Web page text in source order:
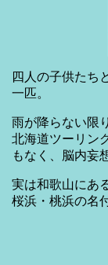
四人の子供たち
一匹。
雨が降らない限
北海道ツーリン
もなく、脳内妄
実は和歌山にあ
桜浜・桃浜の名